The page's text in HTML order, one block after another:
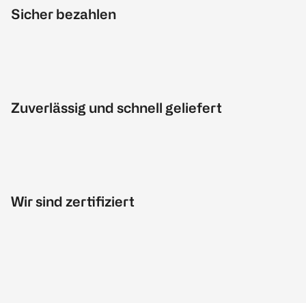
Sicher bezahlen
Zuverlässig und schnell geliefert
Wir sind zertifiziert